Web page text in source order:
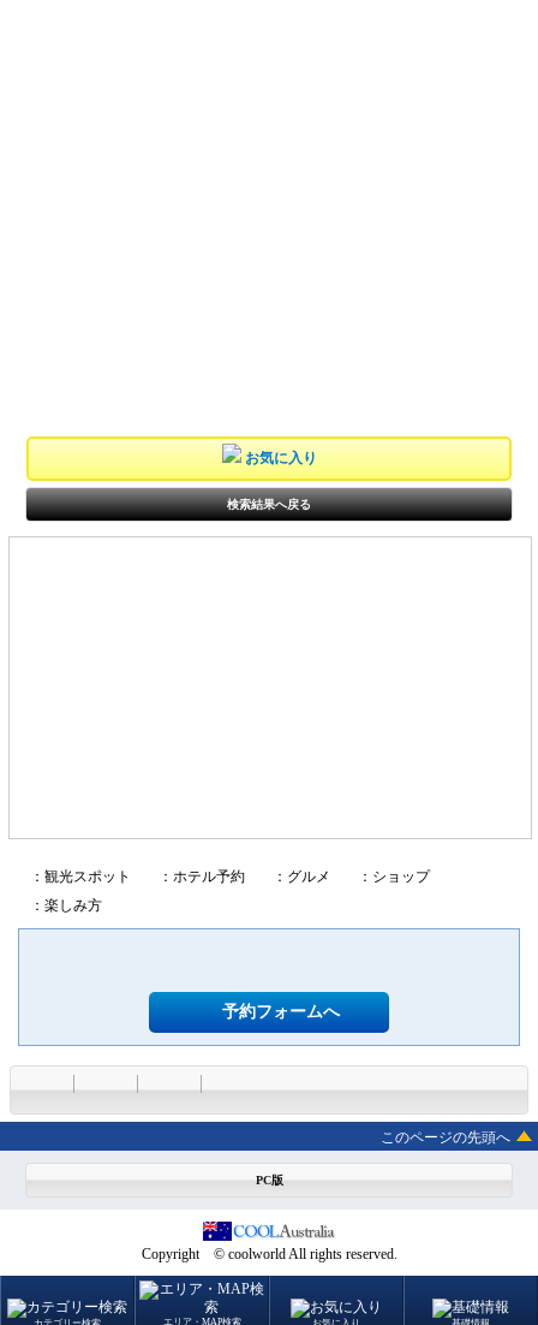
お気に入り
検索結果へ戻る
：観光スポット ：ホテル予約 ：グルメ
：ショップ
：楽しみ方
予約フォームへ
このページの先頭へ
PC版
Copyright © coolworld All rights reserved.
エリア・MAP検索